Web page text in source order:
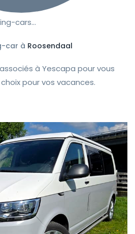
cars…
car à Roosendaal
à Yescapa pour vous
pour vos vacances.